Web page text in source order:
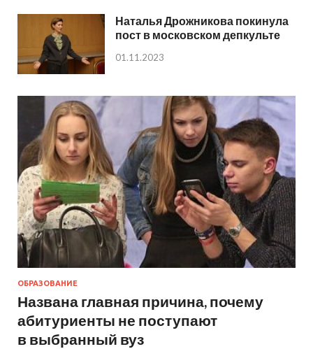
Наталья Дрожникова покинула
пост в московском депкульте
01.11.2023
ОБРАЗОВАНИЕ
Названа главная причина, почему
абитуриенты не поступают
в выбранный вуз